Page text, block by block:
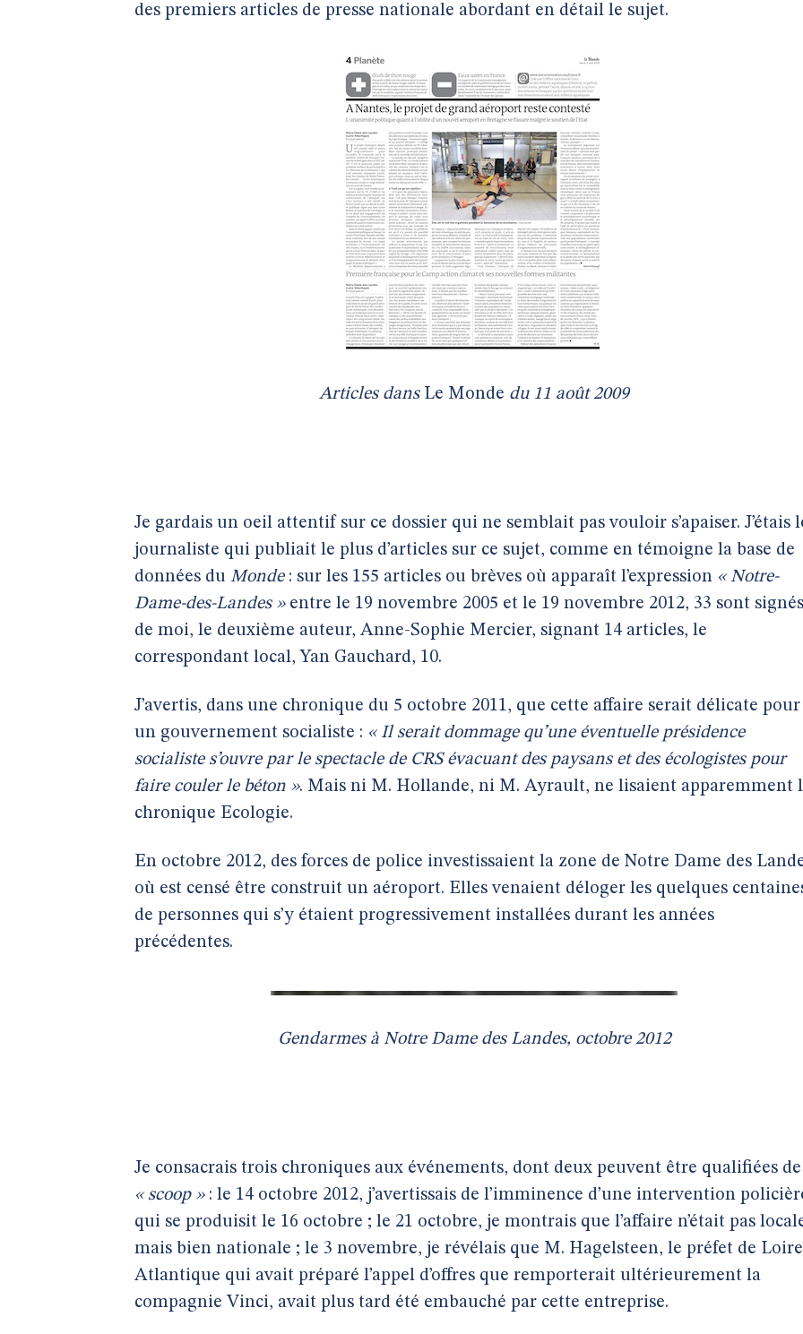
des premiers articles de presse nationale abordant en détail le sujet.
Articles dans Le Monde du 11 août 2009
Je gardais un oeil attentif sur ce dossier qui ne semblait pas vouloir s’apaiser. J’étais
journaliste qui publiait le plus d’articles sur ce sujet, comme en témoigne la base de
données du Monde: sur les 155 articles ou brèves où apparaît l’expression « Notre-
Dame-des-Landes »entre le 19 novembre 2005 et le 19 novembre 2012, 33 sont signés
de moi, le deuxième auteur, Anne-Sophie Mercier, signant 14 articles, le
correspondant local, Yan Gauchard, 10.
J’avertis, dans une chronique du 5 octobre 2011, que cette affaire serait délicate pour
un gouvernement socialiste : « Il serait dommage qu’une éventuelle présidence
socialiste s’ouvre par le spectacle de CRS évacuant des paysans et des écologistes pour
faire couler le béton ». Mais ni M. Hollande, ni M. Ayrault, ne lisaient apparemment
chronique Ecologie.
En octobre 2012, des forces de police investissaient la zone de Notre Dame des
où est censé être construit un aéroport. Elles venaient déloger les quelques
de personnes qui s’y étaient progressivement installées durant les années
précédentes.
Gendarmes à Notre Dame des Landes, octobre 2012
Je consacrais trois chroniques aux événements, dont deux peuvent être qualifiées de
« scoop »: le 14 octobre 2012, j’avertissais de l’imminence d’une intervention
qui se produisit le 16 octobre ; le 21 octobre, je montrais que l’affaire n’était pas
mais bien nationale ; le 3 novembre, je révélais que M. Hagelsteen, le préfet de
Atlantique qui avait préparé l’appel d’offres que remporterait ultérieurement la
compagnie Vinci, avait plus tard été embauché par cette entreprise.